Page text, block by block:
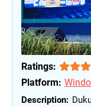
Ratings:
Platform: